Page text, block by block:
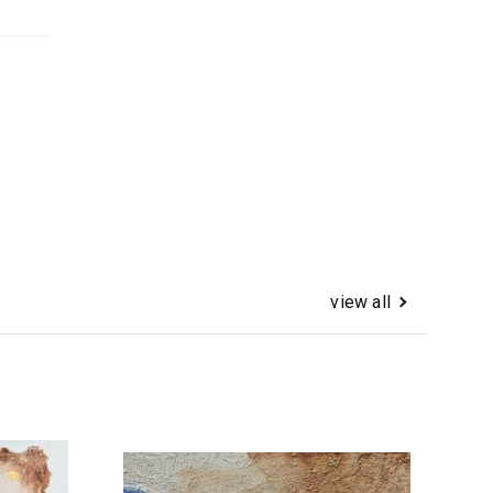
view all